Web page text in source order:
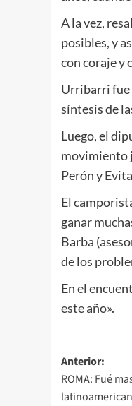
A la vez,
posibles, y
con coraje y
Urribarri fue
síntesis de
Luego, el
movimiento
Perón y
El
ganar
Barba
de los
En el
este año».
de
Anterior:
ROMA: Fué